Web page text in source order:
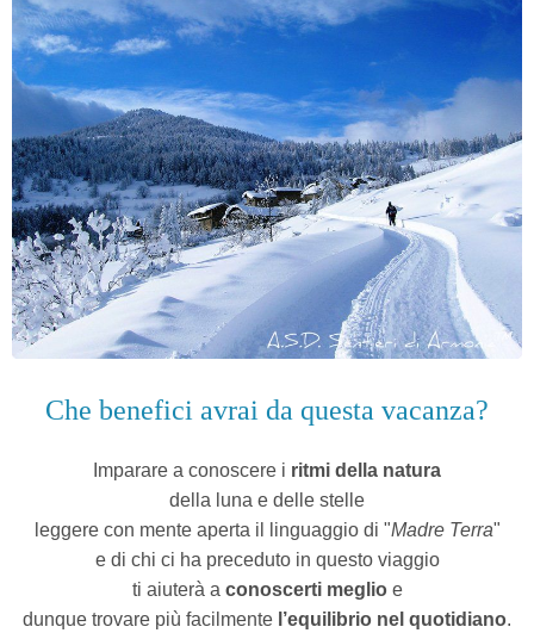
Che benefici avrai da questa vacanza?
Imparare a conoscere i ritmi della natura
della luna e delle stelle
leggere con mente aperta il linguaggio di "Madre Terra"
e di chi ci ha preceduto in questo viaggio
ti aiuterà a conoscerti meglioe
dunque trovare più facilmente l’equilibrio nel quotidiano.